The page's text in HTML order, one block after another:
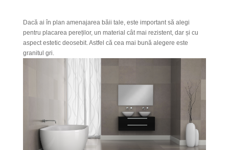
Dacă ai în plan amenajarea băii tale, este important să alegi
pentru placarea pereților, un material cât mai rezistent, dar și cu
aspect estetic deosebit. Astfel că cea mai bună alegere este
granitul gri.